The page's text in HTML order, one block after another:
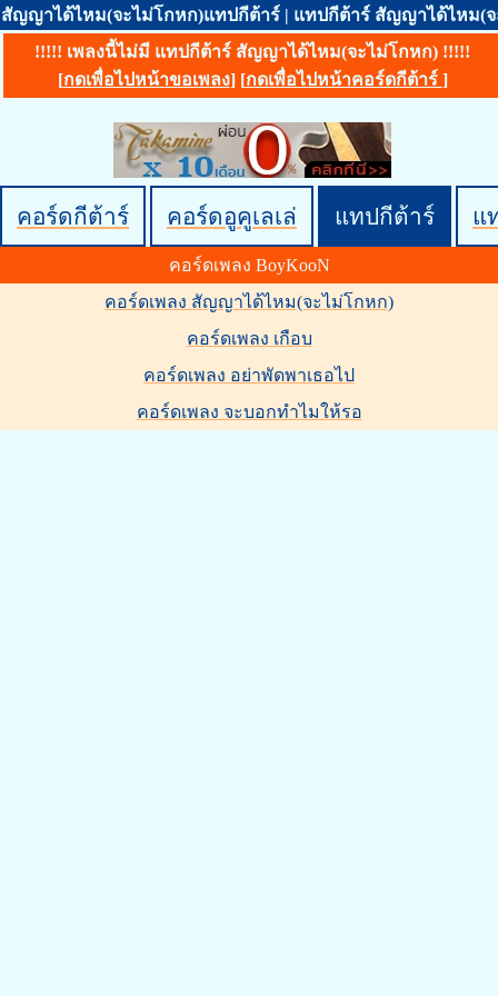
สัญญาได้ไหม(จะไม่โกหก)แทปกีต้าร์ | แทปกีต้าร์ สัญญาได้ไหม(จ
!!!!! เพลงนี้ไม่มี แทปกีต้าร์ สัญญาได้ไหม(จะไม่โกหก) !!!!!
[กดเพื่อไปหน้าขอเพลง] [กดเพื่อไปหน้าคอร์ดกีต้าร์ ]
คอร์ดกีต้าร์ คอร์ดอูคูเลเล่ แทปกีต้าร์ แ
คอร์ดเพลง BoyKooN
คอร์ดเพลง สัญญาได้ไหม(จะไม่โกหก)
คอร์ดเพลง เกือบ
คอร์ดเพลง อย่าพัดพาเธอไป
คอร์ดเพลง จะบอกทำไมให้รอ